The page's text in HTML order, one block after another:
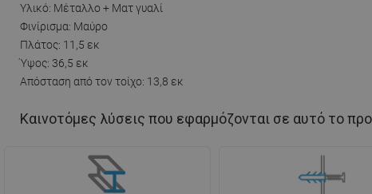
Υλικό: Μέταλλο + Ματ γυαλί
Φινίρισμα: Μαύρο
Πλάτος: 11,5 εκ
Ύψος: 36,5 εκ
Απόσταση από τον τοίχο: 13,8 εκ
Καινοτόμες λύσεις που εφαρμόζονται σε αυτό το